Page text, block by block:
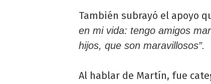
También subrayó el apoyo
en mi vida: tengo amigos
hijos, que son maravillosos”.
Al hablar de Martín, fue